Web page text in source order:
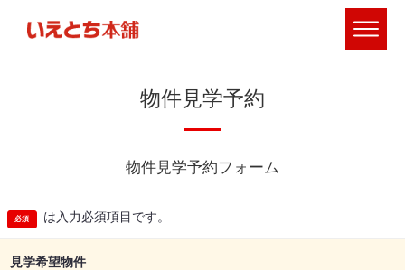
物件見学予約
物件見学予約フォーム
は入力必須項目です。
見学希望物件